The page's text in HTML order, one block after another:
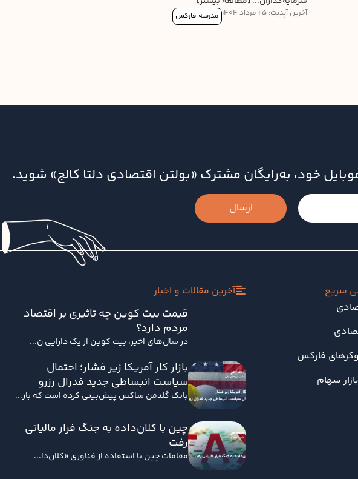
مدرسه فارکس آخرین آپدیت: 25 مرداد 1404
موبایل خود، به‌رایگان مشترک «بولتن اقتصادی دلتا کالج» شوید.
ارسال
سریع
فارکس
سهام
آخرین مقالات و اخبار
قیمت بیت کوین چه تاثیری بر اقتصاد
مردم دارد؟
در سال‌های اخیر، بیت کوین از یک دارایی ن...
بازار کار آمریکا زیر فشار؛ احتمال
سیاست انبساطی جدید فدرال رزرو
بانک گلدمن ساکس پیش‌بینی کرده است که باز...
چین با کلان‌داده به جنگ فرار مالیاتی
رفت
مقامات چین با استفاده از فناوری «کلان‌دا...